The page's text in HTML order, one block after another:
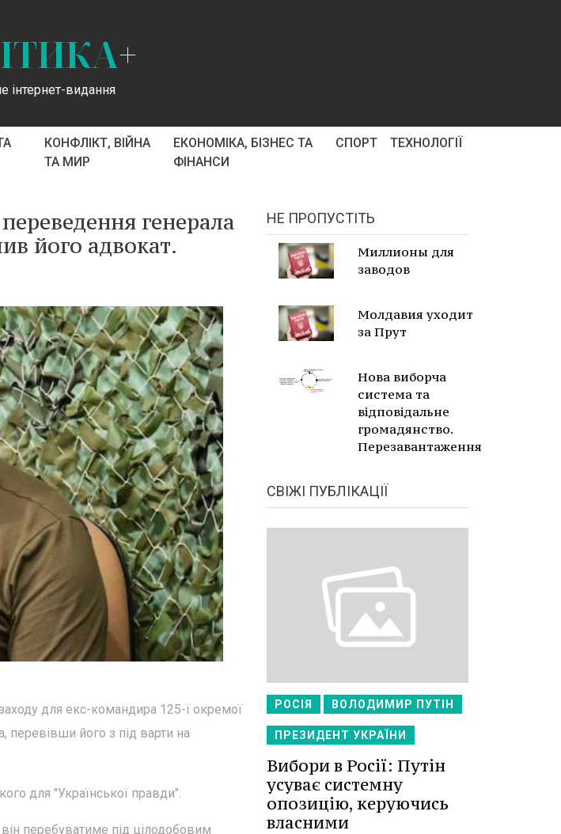
+
інтернет-видання
КОНФЛІКТ, ВІЙНА
ТА МИР
ЕКОНОМІКА, БІЗНЕС ТА
ФІНАНСИ
СПОРТ ТЕХНОЛОГІЇ
генерала
його адвокат.
для екс-командира 125-ї окремої
перевівши його з під варти на
для "Української правди".
перебуватиме під цілодобовим
НЕ ПРОПУСТІТЬ
Миллионы для
заводов
Молдавия уходит
за Прут
Нова виборча
система та
відповідальне
громадянство.
Перезавантаження
СВІЖІ ПУБЛІКАЦІЇ
РОСІЯ ВОЛОДИМИР ПУТІН
ПРЕЗИДЕНТ УКРАЇНИ
Вибори в Росії: Путін
усуває системну
опозицію, керуючись
власними